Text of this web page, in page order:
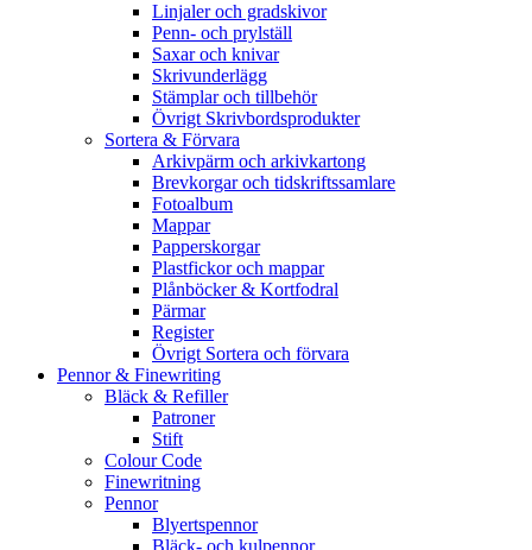
Linjaler och gradskivor
Penn- och prylställ
Saxar och knivar
Skrivunderlägg
Stämplar och tillbehör
Övrigt Skrivbordsprodukter
Sortera & Förvara
Arkivpärm och arkivkartong
Brevkorgar och tidskriftssamlare
Fotoalbum
Mappar
Papperskorgar
Plastfickor och mappar
Plånböcker & Kortfodral
Pärmar
Register
Övrigt Sortera och förvara
Pennor & Finewriting
Bläck & Refiller
Patroner
Stift
Colour Code
Finewritning
Pennor
Blyertspennor
Bläck- och kulpennor